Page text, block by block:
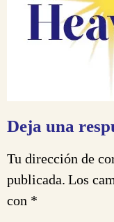
Deja una
Tu dirección de
publicada. Los
con *